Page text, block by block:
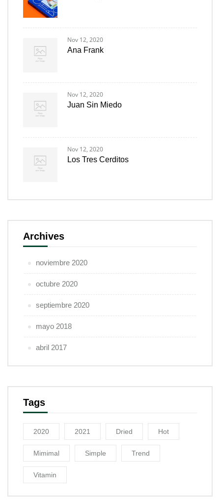
Nov 12, 2020
Ana Frank
Nov 12, 2020
Juan Sin Miedo
Nov 12, 2020
Los Tres Cerditos
Archives
noviembre 2020
octubre 2020
septiembre 2020
mayo 2018
abril 2017
Tags
2020 2021 Dried Hot
Mimimal Simple Trend
Vitamin